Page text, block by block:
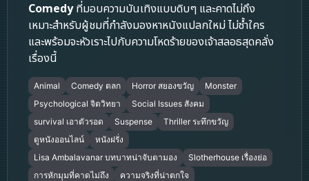
Comedyที่มอบความบันเทิงแบบดิบๆ และคาดไม่ถึง
เหมาะสำหรับผู้ชมที่กำลังมองหาหนังแปลกใหม่ ไม่ซ้ำใคร
และพร้อมจะหัวเราะไปกับความโหดร้ายของเจ้าสลอธสุดคลั่ง
เรื่องนี้
Animal Comedy ตลก Horror สยองขวัญ
Monster
Psychological จิตวิทยา
Social Issues สังคม
survival เอาตัวรอด
Suspense
Thriller ระทึกขวัญ
ดูหนังออนไลน์
หนังฝรั่ง
Lisa Ambalavanar บทบาทน่าจับตามอง
Slotherhouse เรื่องย่อ
การหักมุมที่คาดไม่ถึง
ความจริงที่น่าตกใจ